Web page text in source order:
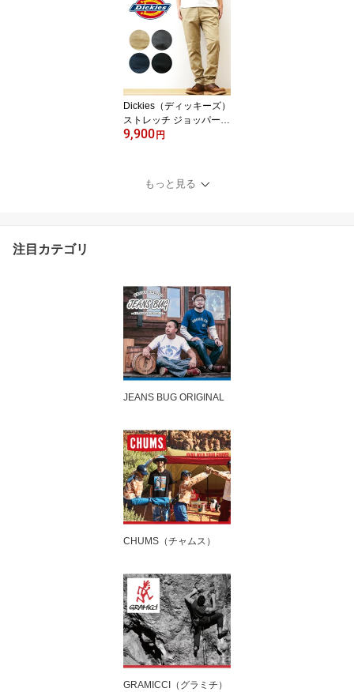
袖 ポケット Tシャツ クル
ーネック 厚手 無地 Tシャ
ツ カットソー レディー
ス キッズサイズ対応 親
子ペア おそろい 親子 ペ
アルック 透けない 綿 コ
ットン 【LPKST-L1】
Dickies（ディッキーズ）
ストレッチ ジョッパーズ
ワークパンツ メンズ チ
スリム テーパード スキ
ニーパンツ 細身 丈夫 ア
9,900円
もっと見る
注目カテゴリ
JEANS BUG ORIGINAL
CHUMS（チャムス）
GRAMICCI（グラミチ）